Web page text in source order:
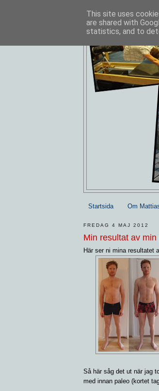
Startsida Om
FREDAG 4 MAJ 2012
Min resultat av
Här ser ni mina resultatet
Så här såg det ut när jag
med innan paleo (kortet
This site uses
are shared with
statistics, and to